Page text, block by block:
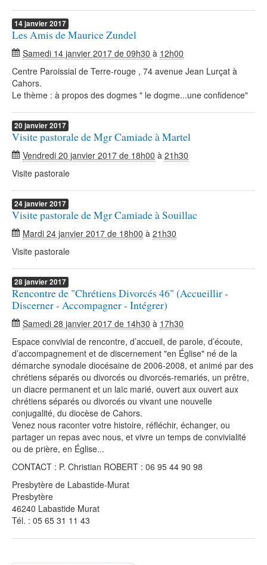
14janvier2017
Les Amis de Maurice Zundel
Samedi 14 janvier 2017 de 09h30 à 12h00
Centre Paroissial de Terre-rouge , 74 avenue Jean Lurçat à
Cahors.
Le thème : à propos des dogmes " le dogme...une confidence"
20 janvier2017
Visite pastorale de Mgr Camiade à Martel
Vendredi 20 janvier 2017 de 18h00 à 21h30
Visite pastorale
24janvier2017
Visite pastorale de Mgr Camiade à Souillac
Mardi 24 janvier 2017 de 18h00 à 21h30
Visite pastorale
28janvier2017
Rencontre de "Chrétiens Divorcés 46" (Accueillir -
Discerner - Accompagner - Intégrer)
Samedi 28 janvier 2017 de 14h30 à 17h30
Espace convivial de rencontre, d’accueil, de parole, d’écoute,
d’accompagnement et de discernement "en Église" né de la
démarche synodale diocésaine de 2006-2008, et animé par des
chrétiens séparés ou divorcés ou divorcés-remariés, un prêtre,
un diacre permanent et un laïc marié, ouvert aux ouvert aux
chrétiens séparés ou divorcés ou vivant une nouvelle
conjugalité, du diocèse de Cahors.
Venez nous raconter votre histoire, réfléchir, échanger, ou
partager un repas avec nous, et vivre un temps de convivialité
ou de prière, en Église...
CONTACT : P. Christian ROBERT : 06 95 44 90 98
Presbytère de Labastide-Murat
Presbytère
46240 Labastide Murat
Tél. : 05 65 31 11 43